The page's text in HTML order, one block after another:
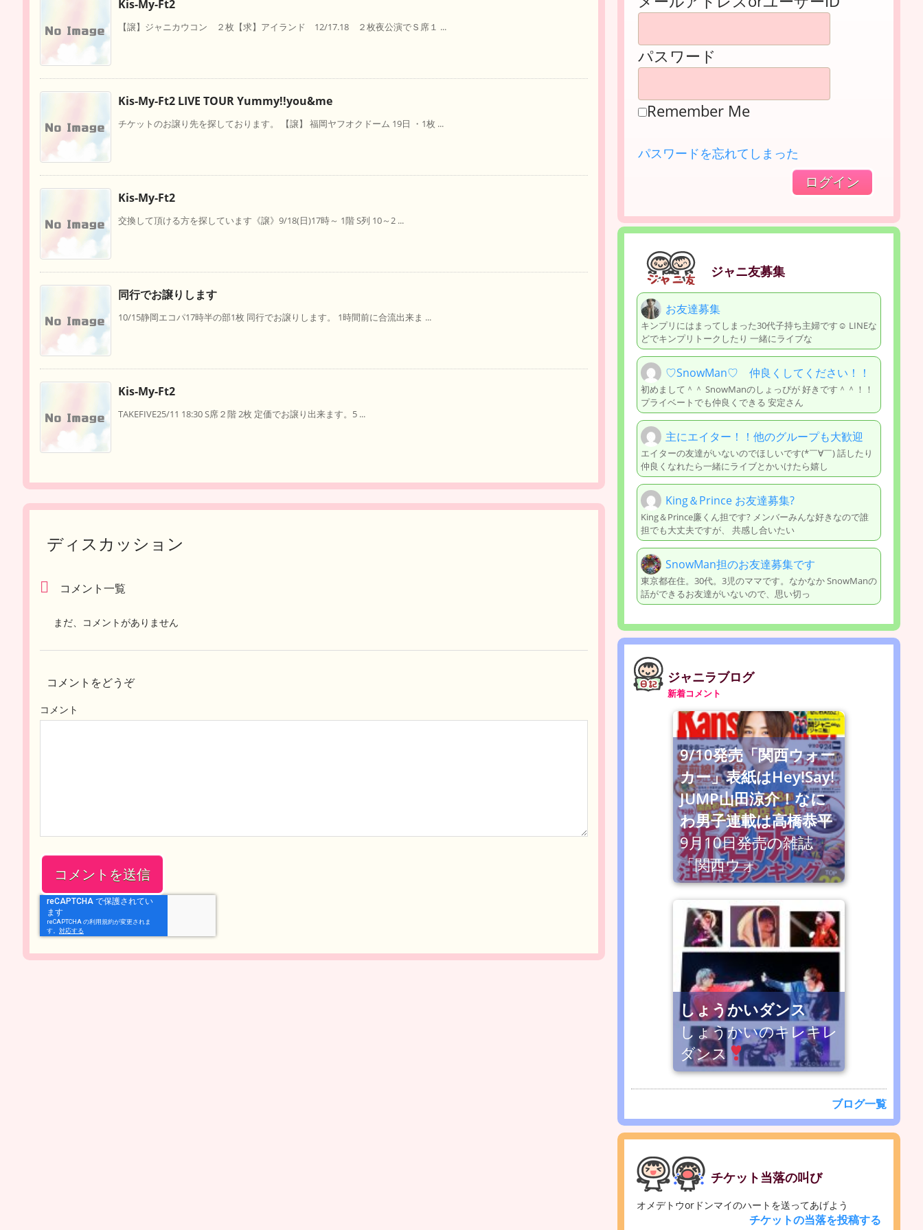
Kis-My-Ft2
【譲】ジャニカウコン ２枚【求】アイランド 12/17.18 ２枚夜公演でＳ席１ ...
Kis-My-Ft2 LIVE TOUR Yummy!!you&me
チケットのお譲り先を探しております。 【譲】 福岡ヤフオクドーム 19日 ・1枚 ...
Kis-My-Ft2
交換して頂ける方を探しています《譲》9/18(日)17時～ 1階 S列 10～2 ...
同行でお譲りします
10/15静岡エコパ17時半の部1枚 同行でお譲りします。 1時間前に合流出来ま ...
Kis-My-Ft2
TAKEFIVE25/11 18:30 S席２階 2枚 定価でお譲り出来ます。5 ...
ディスカッション
コメント一覧
まだ、コメントがありません
コメントをどうぞ
コメント
パスワード
Remember Me
パスワードを忘れてしまった
ジャニ友募集
お友達募集
キンプリにはまってしまった30代子持ち主婦です☺ LINEな
どでキンプリトークしたり 一緒にライブな
♡SnowMan♡ 仲良くしてください！！
初めまして＾＾ SnowManのしょっぴが 好きです＾＾！！
プライベートでも仲良くできる 安定さん
主にエイター！！他のグループも大歓迎
エイターの友達がいないのでほしいです(*￣∀￣) 話したり
仲良くなれたら一緒にライブとかいけたら嬉し
King＆Prince お友達募集?
King＆Prince廉くん担です? メンバーみんな好きなので誰
担でも大丈夫ですが、 共感し合いたい
SnowMan担のお友達募集です
東京都在住。30代。3児のママです。なかなか SnowManの
話ができるお友達がいないので、思い切っ
ジャニラブログ
新着コメント
9/10発売「関西ウォー
カー」表紙はHey!Say!
JUMP山田涼介！なに
わ男子連載は高橋恭平
9月10日発売の雑誌
「関西ウォ
しょうかいダンス
しょうかいのキレキレ
ダンス
ブログ一覧
チケット当落の叫び
オメデトウorドンマイのハートを送ってあげよう
チケットの当落を投稿する